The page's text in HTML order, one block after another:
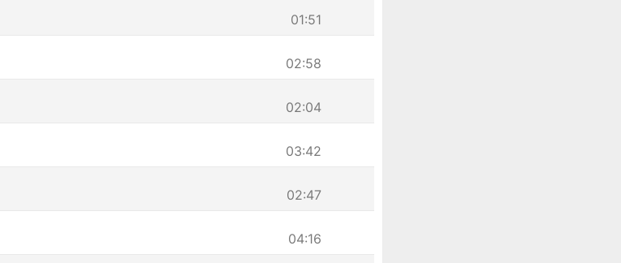
01:51
02:58
02:04
03:42
02:47
04:16